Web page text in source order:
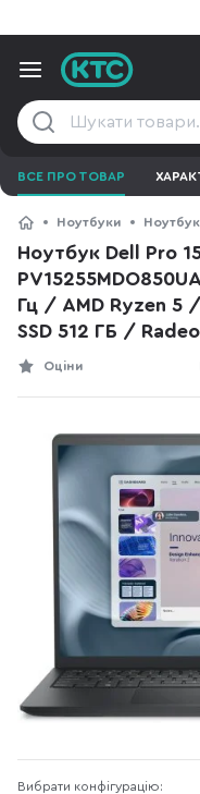
ВСЕ ПРО ТОВАР
Ноутбуки
Ноутбук Dell Pro
Гц / AMD Ryzen 5
SSD 512 ГБ /
Оціни
Вибрати конфігурацію: